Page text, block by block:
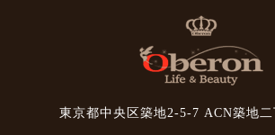
東京都中央区築地2-5-7 ACN築地